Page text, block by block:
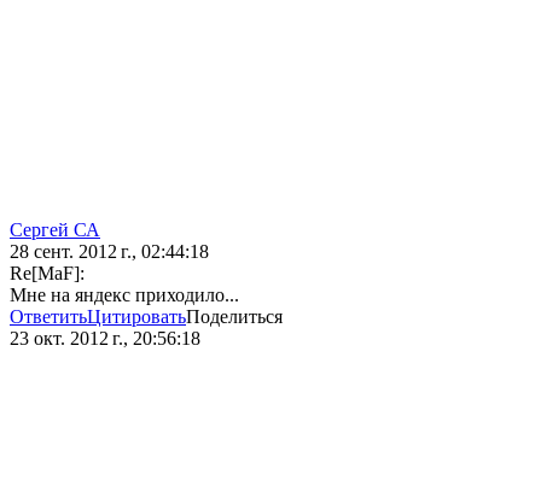
Сергей СА
28 сент. 2012 г., 02:44:18
Re[MaF]:
Мне на яндекс приходило...
ОтветитьЦитироватьПоделиться
23 окт. 2012 г., 20:56:18